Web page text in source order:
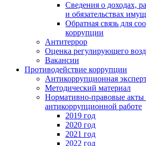
Сведения о доходах,
и обязательствах
Обратная связь для
коррупции
Антитеррор
Оценка регулирующего
Вакансии
Противодействие коррупции
Антикоррупционная
Методический материал
Нормативно-правовые акты
антикоррупционной работе
2019 год
2020 год
2021 год
2022 год